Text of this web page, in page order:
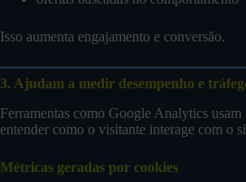
Isso aumenta engajamento e conversão.
3. Ajudam a medir desempenho e
Ferramentas como Google Analytics usam
entender como o visitante interage com o
Métricas geradas por cookies